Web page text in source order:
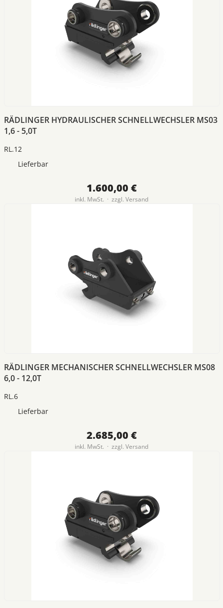
RÄDLINGER HYDRAULISCHER SCHNELLWECHSLER MS03
1,6 - 5,0T
RL.12
Lieferbar
1.600,00 €
inkl. MwSt. · zzgl. Versand
RÄDLINGER MECHANISCHER SCHNELLWECHSLER MS08
6,0 - 12,0T
RL.6
Lieferbar
2.685,00 €
inkl. MwSt. · zzgl. Versand